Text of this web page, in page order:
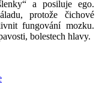
a posiluje ego.
protože čichové
fungování mozku.
bolestech hlavy.